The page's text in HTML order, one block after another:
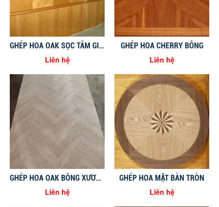
GHÉP HOA OAK SỌC TÂM GIỮA VUÔNG GÓC
Liên hệ
GHÉP HOA CHERRY BÔNG
Liên hệ
GHÉP HOA OAK BÔNG XƯƠNG CÁ
Liên hệ
GHÉP HOA MẶT BÀN TRÒN
Liên hệ